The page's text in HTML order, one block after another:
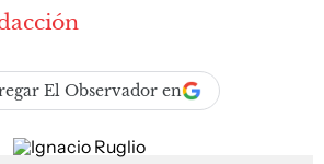
El Observador en